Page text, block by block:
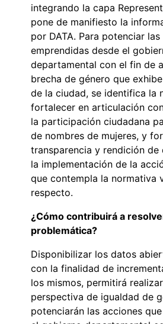
integrando la capa
pone de manifiesto la
por DATA. Para potenciar
emprendidas desde el
departamental con el fin de
brecha de género que
de la ciudad, se identifica la
fortalecer en articulación
la participación ciudadana
de nombres de mujeres, y
transparencia y rendición de
la implementación de la
que contempla la normativa
respecto.
¿Cómo contribuirá a
problemática?
Disponibilizar los datos
con la finalidad de
los mismos, permitirá
perspectiva de igualdad de
potenciarán las acciones